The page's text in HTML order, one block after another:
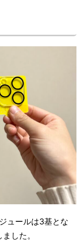
ュールは3基とな
した。